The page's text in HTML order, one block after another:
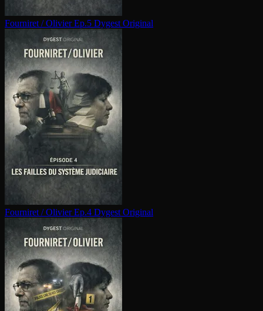
Fourniret / Olivier Ep.5 Dygest Original
Fourniret / Olivier Ep.4 Dygest Original